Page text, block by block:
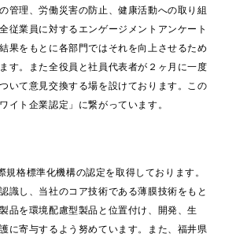
trending_flat
trending_flat
分
trending_flat
管理、労働災害の防止、健康活動への取り組
従業員に対するエンゲージメントアンケート
果をもとに各部門ではそれを向上させるため
す。また全役員と社員代表者が２ヶ月に一度
いて意見交換する場を設けております。この
イト企業認定」に繋がっています。
格標準化機構の認定を取得しております。
識し、当社のコア技術である薄膜技術をもと
品を環境配慮型製品と位置付け、開発、生
に寄与するよう努めています。また、福井県